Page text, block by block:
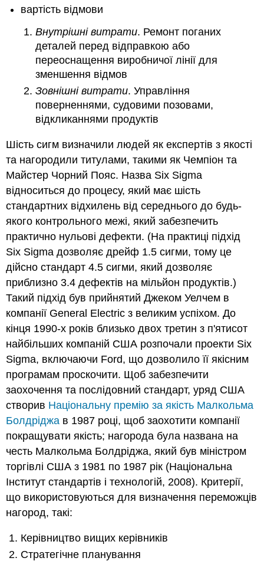
вартість відмови
Внутрішні витрати. Ремонт поганих
деталей перед відправкою або
переоснащення виробничої лінії для
зменшення відмов
Зовнішні витрати. Управління
поверненнями, судовими позовами,
відкликаннями продуктів
Шість сигм визначили людей як експертів з якості
та нагородили титулами, такими як Чемпіон та
Майстер Чорний Пояс. Назва Six Sigma
відноситься до процесу, який має шість
стандартних відхилень від середнього до будь-
якого контрольного межі, який забезпечить
практично нульові дефекти. (На практиці підхід
Six Sigma дозволяє дрейф 1.5 сигми, тому це
дійсно стандарт 4.5 сигми, який дозволяє
приблизно 3.4 дефектів на мільйон продуктів.)
Такий підхід був прийнятий Джеком Уелчем в
компанії General Electric з великим успіхом. До
кінця 1990-х років близько двох третин з п'ятисот
найбільших компаній США розпочали проекти Six
Sigma, включаючи Ford, що дозволило її якісним
програмам проскочити. Щоб забезпечити
заохочення та послідовний стандарт, уряд США
створив Національну премію за якість Малкольма
Болдріджа в 1987 році, щоб заохотити компанії
покращувати якість; нагорода була названа на
честь Малкольма Болдріджа, який був міністром
торгівлі США з 1981 по 1987 рік (Національна
Інститут стандартів і технологій, 2008). Критерії,
що використовуються для визначення переможців
нагород, такі:
Керівництво вищих керівників
Стратегічне планування